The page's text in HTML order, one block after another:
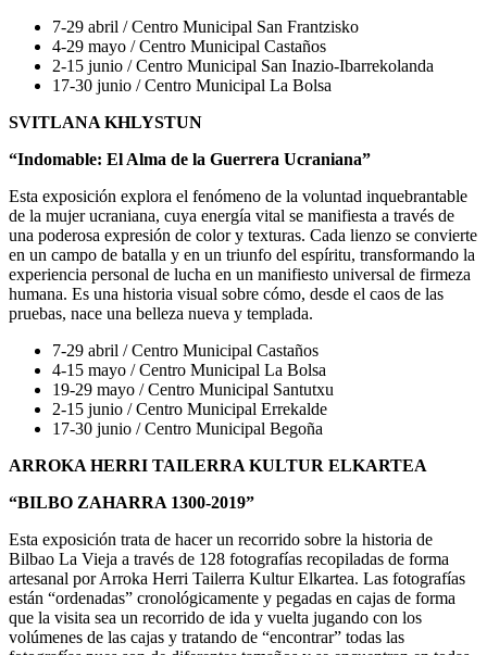
7-29 abril / Centro Municipal San Frantzisko
4-29 mayo / Centro Municipal Castaños
2-15 junio / Centro Municipal San Inazio-Ibarrekolanda
17-30 junio / Centro Municipal La Bolsa
SVITLANA KHLYSTUN
“Indomable: El Alma de la Guerrera Ucraniana”
Esta exposición explora el fenómeno de la voluntad inquebrantable
de la mujer ucraniana, cuya energía vital se manifiesta a través de
una poderosa expresión de color y texturas. Cada lienzo se convierte
en un campo de batalla y en un triunfo del espíritu, transformando la
experiencia personal de lucha en un manifiesto universal de firmeza
humana. Es una historia visual sobre cómo, desde el caos de las
pruebas, nace una belleza nueva y templada.
7-29 abril / Centro Municipal Castaños
4-15 mayo / Centro Municipal La Bolsa
19-29 mayo / Centro Municipal Santutxu
2-15 junio / Centro Municipal Errekalde
17-30 junio / Centro Municipal Begoña
ARROKA HERRI TAILERRA KULTUR ELKARTEA
“BILBO ZAHARRA 1300-2019”
Esta exposición trata de hacer un recorrido sobre la historia de
Bilbao La Vieja a través de 128 fotografías recopiladas de forma
artesanal por Arroka Herri Tailerra Kultur Elkartea. Las fotografías
están “ordenadas” cronológicamente y pegadas en cajas de forma
que la visita sea un recorrido de ida y vuelta jugando con los
volúmenes de las cajas y tratando de “encontrar” todas las